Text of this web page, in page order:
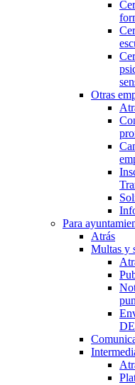
Otras
Para
Atrás
Multas y